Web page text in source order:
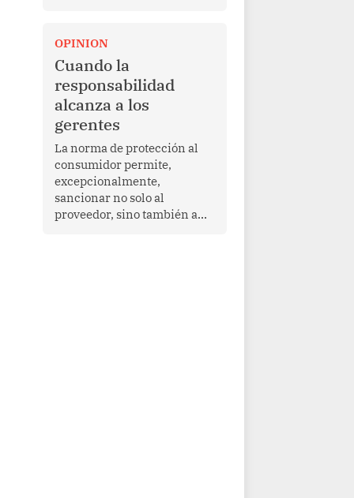
Más allá de su dimensión
religiosa, esta gira
representa una oportunidad
para reafirmar el valor del
diálogo, fortalecer los
vínculos entre los pueblos y
proyectar una imagen de
cooperación en una región
que enfrenta desafíos en
materia de desarrollo,
cohesión social y
gobernabilidad.
OPINION
Cuando la
responsabilidad
alcanza a los
gerentes
La norma de protección al
consumidor permite,
excepcionalmente,
sancionar no solo al
proveedor, sino también a